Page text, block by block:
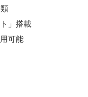
」搭載
可能